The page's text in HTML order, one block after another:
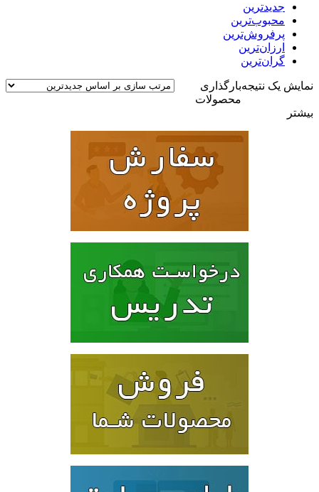
جدیدترین
محبوب‌ترین
پرفروش‌ترین
ارزان‌ترین
گران‌ترین
نمایش یک نتیجهبارگذاری
محصولات
بیشتر